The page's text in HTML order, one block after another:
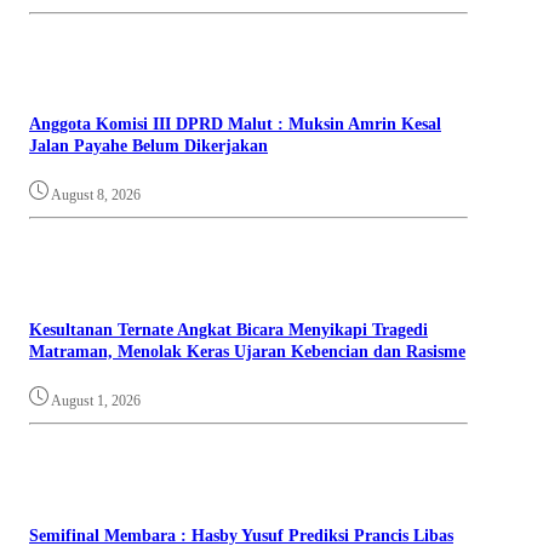
Anggota Komisi III DPRD Malut : Muksin Amrin Kesal
Jalan Payahe Belum Dikerjakan
August 8, 2026
Kesultanan Ternate Angkat Bicara Menyikapi Tragedi
Matraman, Menolak Keras Ujaran Kebencian dan Rasisme
August 1, 2026
Semifinal Membara : Hasby Yusuf Prediksi Prancis Libas